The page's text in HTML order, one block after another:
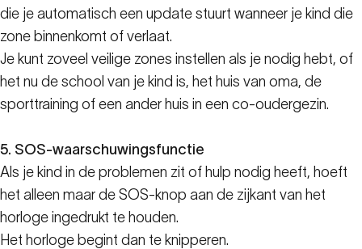
die je automatisch een update stuurt wanneer je kind die
zone binnenkomt of verlaat.
Je kunt zoveel veilige zones instellen als je nodig hebt, of
het nu de school van je kind is, het huis van oma, de
sporttraining of een ander huis in een co-oudergezin.
5. SOS-waarschuwingsfunctie
Als je kind in de problemen zit of hulp nodig heeft, hoeft
het alleen maar de SOS-knop aan de zijkant van het
horloge ingedrukt te houden.
Het horloge begint dan te knipperen.